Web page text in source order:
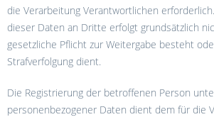
die Verarbeitung Verantwortlichen
dieser Daten an Dritte erfolgt grundsätzlich
gesetzliche Pflicht zur Weitergabe besteht
Strafverfolgung dient.
Die Registrierung der betroffenen Person
personenbezogener Daten dient dem für die